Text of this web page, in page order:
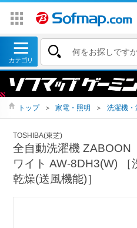
トップ ＞ 家電・照明 ＞ 洗濯機・
TOSHIBA(東芝)
全自動洗濯機 ZABOON
ワイト AW-8DH3(W)
乾燥(送風機能)］